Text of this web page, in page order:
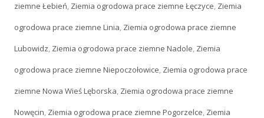
ziemne Łebień, Ziemia ogrodowa prace ziemne Łęczyce, Ziemia
ogrodowa prace ziemne Linia, Ziemia ogrodowa prace ziemne
Lubowidz, Ziemia ogrodowa prace ziemne Nadole, Ziemia
ogrodowa prace ziemne Niepoczołowice, Ziemia ogrodowa prace
ziemne Nowa Wieś Lęborska, Ziemia ogrodowa prace ziemne
Nowęcin, Ziemia ogrodowa prace ziemne Pogorzelce, Ziemia